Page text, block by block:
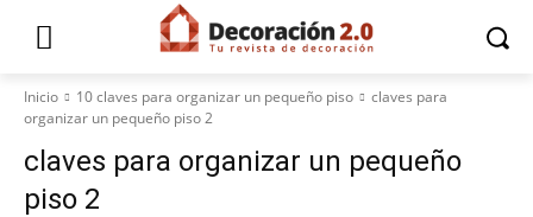
Inicio 10 claves para organizar un pequeño piso
claves para
organizar un pequeño piso 2
claves para organizar un pequeño
piso 2